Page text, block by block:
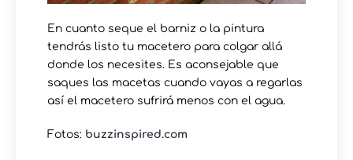
En cuanto seque el barniz o la pintura
tendrás listo tu macetero para colgar allá
donde los necesites. Es aconsejable que
saques las macetas cuando vayas a regarlas
así el macetero sufrirá menos con el agua.
Fotos: buzzinspired.com